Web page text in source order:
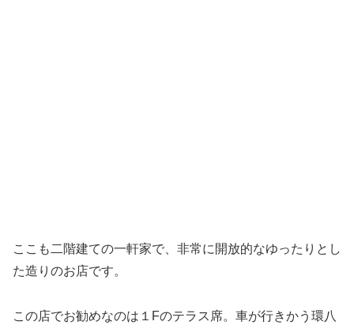
ここも二階建ての一軒家で、非常に開放的なゆったりとし
た造りのお店です。
この店でお勧めなのは１Fのテラス席。車が行きかう環八